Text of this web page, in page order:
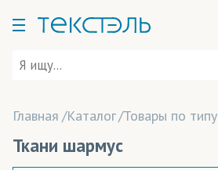
Главная Каталог Товары по типу
Ткани шармус